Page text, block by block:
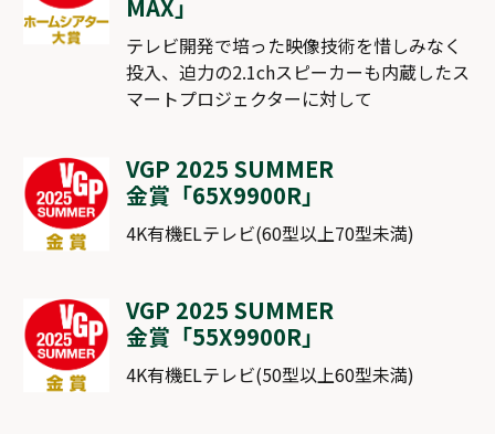
MAX」
テレビ開発で培った映像技術を惜しみなく
投入、迫力の2.1chスピーカーも内蔵したス
マートプロジェクターに対して
VGP 2025 SUMMER
金賞「65X9900R」
4K有機ELテレビ(60型以上70型未満)
VGP 2025 SUMMER
金賞「55X9900R」
4K有機ELテレビ(50型以上60型未満)